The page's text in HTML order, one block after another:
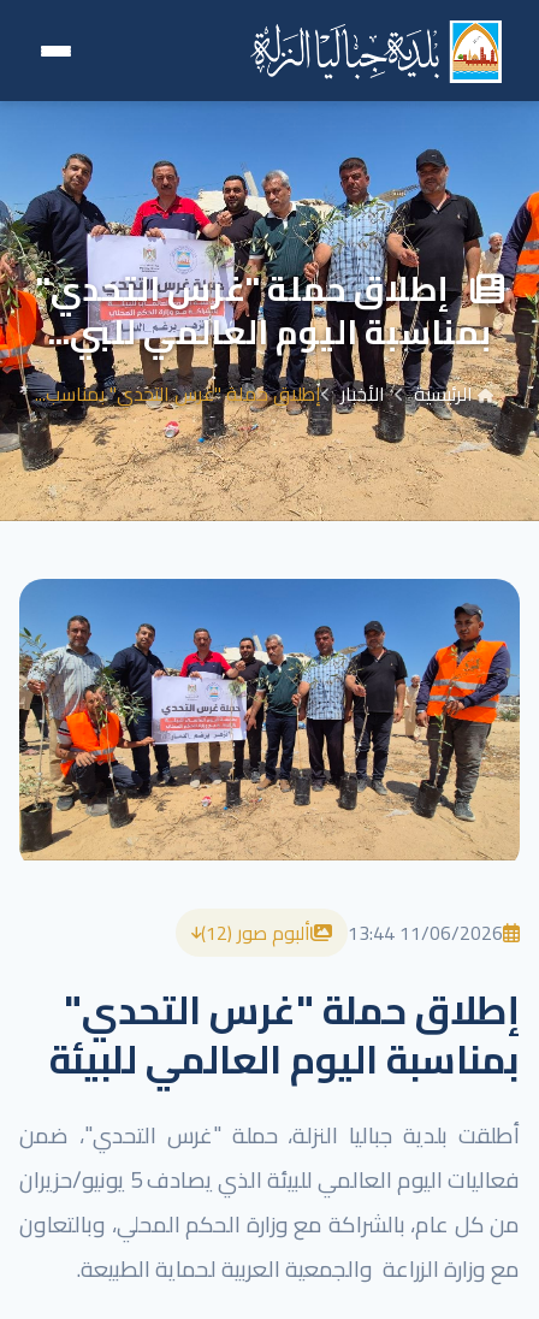
إطلاق حملة "غرس التحدي"
بمناسبة اليوم العالمي للبي...
الرئيسية الأخبار إطلاق حملة "غرس التحدي" بمناسب...
11/06/2026 13:44 ألبوم صور (12)
إطلاق حملة "غرس التحدي"
بمناسبة اليوم العالمي للبيئة
أطلقت بلدية جباليا النزلة، حملة "غرس التحدي"، ضمن
فعاليات اليوم العالمي للبيئة الذي يصادف 5 يونيو/حزيران
من كل عام، بالشراكة مع وزارة الحكم المحلي، وبالتعاون
مع وزارة الزراعة والجمعية العربية لحماية الطبيعة.